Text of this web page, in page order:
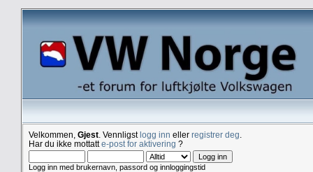
Velkommen, Gjest . Vennligstlogg inn eller registrer deg
Har du ikke mottatte-post for aktivering ?
Logg inn med brukernavn, passord og innloggingstid